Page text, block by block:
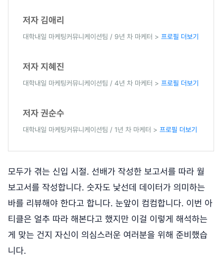
저자 김애리
대학내일 마케팅커뮤니케이션팀 / 9년 차 마케터 > 프로필 더보기
저자 지혜진
대학내일 마케팅커뮤니케이션팀 / 4년 차 마케터 > 프로필 더보기
저자 권순수
대학내일 마케팅커뮤니케이션팀 / 1년 차 마케터 > 프로필 더보기
모두가 겪는 신입 시절. 선배가 작성한 보고서를 따라 월
보고서를 작성합니다. 숫자도 낯선데 데이터가 의미하는
바를 리뷰해야 한다고 합니다. 눈앞이 컴컴합니다. 이번 아
티클은 얼추 따라 해본다고 했지만 이걸 이렇게 해석하는
게 맞는 건지 자신이 의심스러운 여러분을 위해 준비했습
니다.